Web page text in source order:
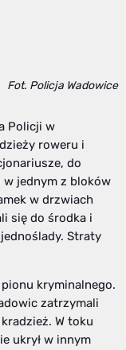
Fot. Policja Wadowice
Policji w
roweru i
do
w jednym z bloków
w drzwiach
się do środka i
Straty
kryminalnego.
zatrzymali
W toku
ukrył w innym